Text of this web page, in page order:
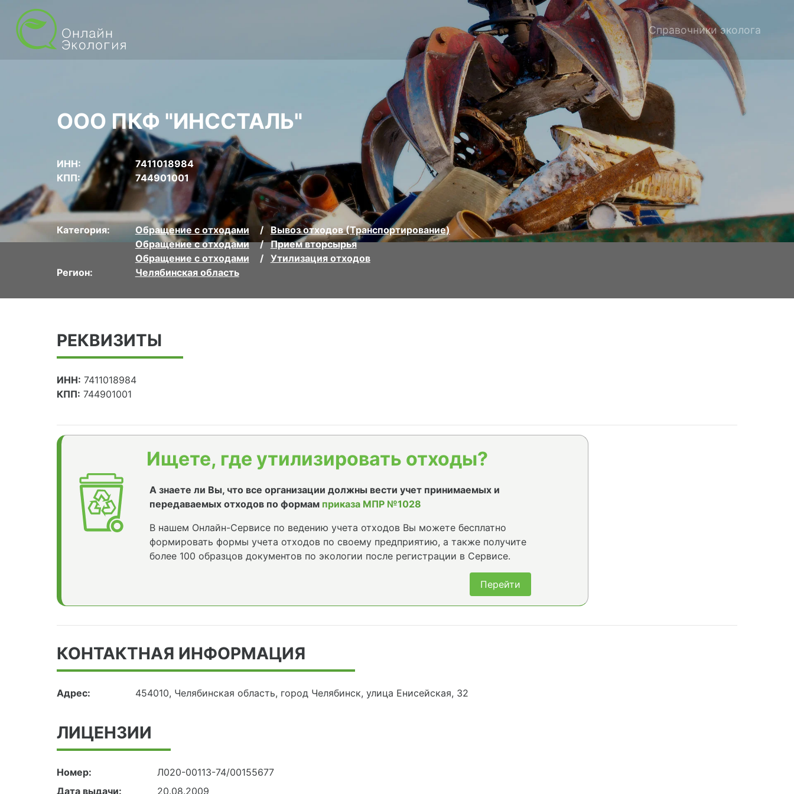
Справочники эколога
ООО ПКФ "ИНССТАЛЬ"
ИНН:
7411018984
КПП:
744901001
Категория: Обращение с отходами
Вывоз отходов (Транспортирование)
Обращение с отходами
Прием вторсырья
Обращение с отходами
Утилизация отходов
Регион:
Челябинская область
РЕКВИЗИТЫ
ИНН: 7411018984
КПП: 744901001
Ищете, где утилизировать отходы?
А знаете ли Вы, что все организации должны вести учет принимаемых и
передаваемых отходов по формам приказа МПР №1028
В нашем Онлайн-Сервисе по ведению учета отходов Вы можете бесплатно
формировать формы учета отходов по своему предприятию, а также получите
более 100 образцов документов по экологии после регистрации в Сервисе.
Перейти
КОНТАКТНАЯ ИНФОРМАЦИЯ
Адрес: 454010, Челябинская область, город Челябинск, улица Енисейская, 32
ЛИЦЕНЗИИ
Номер:
Л020-00113-74/00155677
Дата выдачи:
20.08.2009